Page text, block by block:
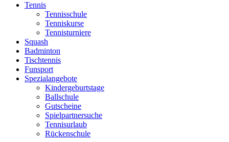
Tennis
Tennisschule
Tenniskurse
Tennisturniere
Squash
Badminton
Tischtennis
Funsport
Spezialangebote
Kindergeburtstage
Ballschule
Gutscheine
Spielpartnersuche
Tennisurlaub
Rückenschule